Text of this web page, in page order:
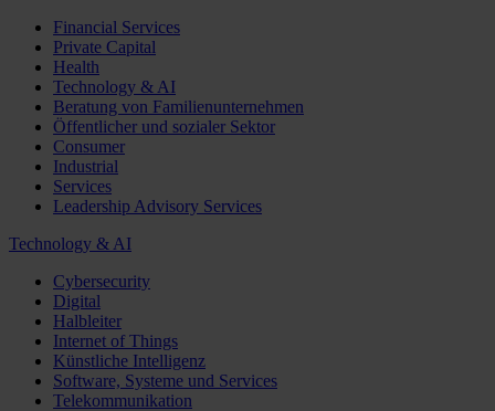
Financial Services
Private Capital
Health
Technology & AI
Beratung von Familienunternehmen
Öffentlicher und sozialer Sektor
Consumer
Industrial
Services
Leadership Advisory Services
Technology & AI
Cybersecurity
Digital
Halbleiter
Internet of Things
Künstliche Intelligenz
Software, Systeme und Services
Telekommunikation